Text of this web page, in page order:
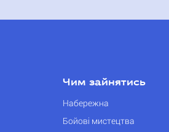
Чим зайнятись
Набережна
Бойові мистецтва